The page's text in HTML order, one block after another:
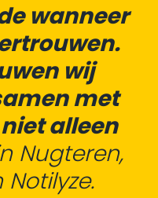
wanneer
wij
met
alleen
Nugteren,